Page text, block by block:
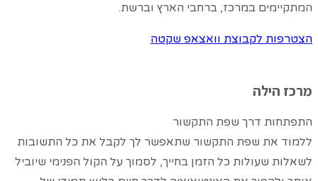
המתקיימים במרכז, ברחבי הארץ וברשת.
הצטרפות לקבוצת וואצאפ שקטה
מרכז הילה
התפתחות דרך שפת התקשור
ללמוד את שפת התקשור שתאפשר לך לקבל את כל התשובות
לשאלות שעולות כל הזמן בחייך, לסמוך על הקול הפנימי שיוביל